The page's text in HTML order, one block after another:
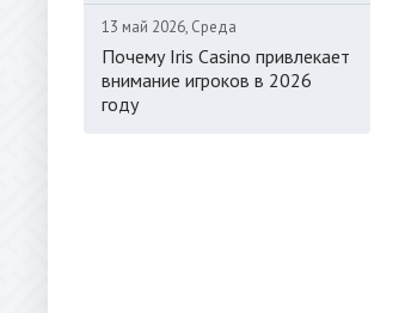
13 май 2026, Среда
Почему Iris Casino привлекает
внимание игроков в 2026
году